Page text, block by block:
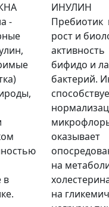
-
в
ИНУЛИН
Пребиотик
рост и
бифидо и
бактерий.
оказывает
на
на